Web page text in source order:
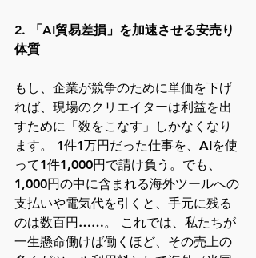
2. 「AI貿易差損」を加速させる安売り
体質
もし、企業が競争のために単価を下げ
れば、現場のクリエイターは利益を出
すために「数をこなす」しかなくなり
ます。 1件1万円だった仕事を、AIを使
って1件1,000円で請け負う。でも、
1,000円の中に含まれる海外ツールへの
支払いや電気代を引くと、手元に残る
のは数百円……。 これでは、私たちが
一生懸命働けば働くほど、その売上の